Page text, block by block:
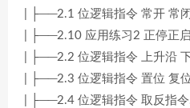
| ├──2.1 位逻辑指令 常开 常
| ├──2.10 应用练习2 正停正
| ├──2.2 位逻辑指令 上升沿
| ├──2.3 位逻辑指令 置位 复
| ├──2.4 位逻辑指令 取反指